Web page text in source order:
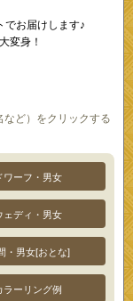
でお届けします♪
変身！
ど）をクリックする
ワーフ・男女
ェディ・男女
・男女[おとな]
ラーリング例